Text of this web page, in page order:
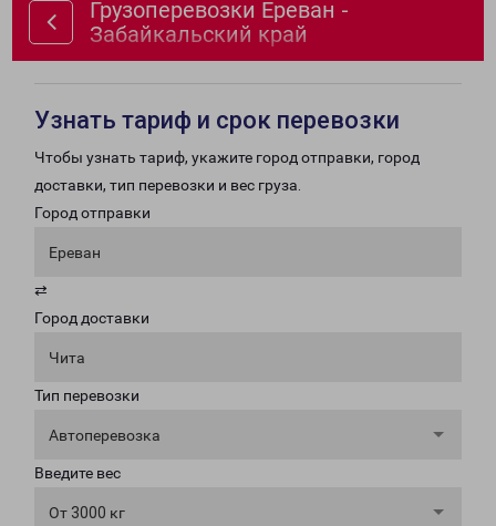
Грузоперевозки Ереван -
Забайкальский край
Узнать тариф и срок перевозки
Чтобы узнать тариф, укажите город отправки, город
доставки, тип перевозки и вес груза.
Город отправки
Ереван
⇄
Город доставки
Чита
Тип перевозки
Автоперевозка
Введите вес
От 3000 кг